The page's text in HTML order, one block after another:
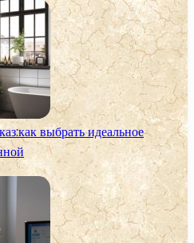
выбрать идеальное